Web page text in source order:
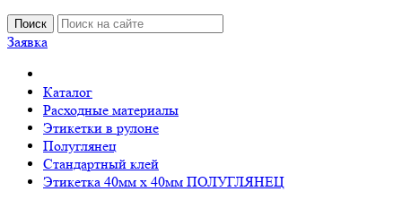
Поиск
Заявка
Каталог
Расходные материалы
Этикетки в рулоне
Полуглянец
Стандартный клей
Этикетка 40мм х 40мм ПОЛУГЛЯНЕЦ